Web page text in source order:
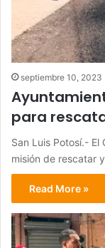
septiembre 10, 2023
para
San Luis Potosí.-
misión de rescatar
Read More »